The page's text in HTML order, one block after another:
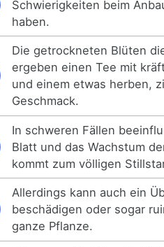
Schwierigkeiten beim
haben.
Die getrockneten Blüten
ergeben einen Tee mit
und einem etwas herben,
Geschmack.
In schweren Fällen
Blatt und das Wachstum
kommt zum völligen
Allerdings kann auch ein
beschädigen oder sogar
ganze Pflanze.